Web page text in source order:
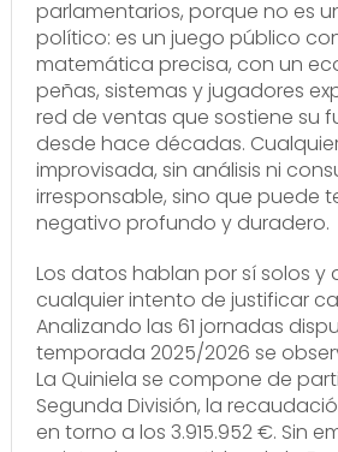
parlamentarios, porque no es
político: es un juego público
matemática precisa, con un
peñas, sistemas y jugadores
red de ventas que sostiene su
desde hace décadas.
improvisada, sin análisis ni
irresponsable, sino que puede
negativo profundo y duradero.
Los datos hablan por sí solos y
cualquier intento de justificar
Analizando las 61 jornadas
temporada 2025/2026 se
La Quiniela se compone de
Segunda División, la
en torno a los 3.915.952 €. Sin